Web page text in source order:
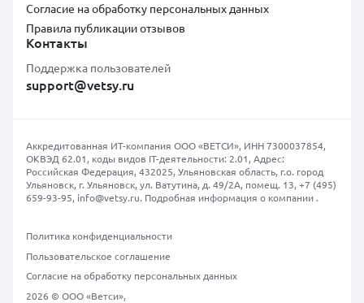
Согласие на обработку персональных данных
Правила публикации отзывов
Контакты
Поддержка пользователей
support@vetsy.ru
Аккредитованная ИТ-компания ООО «ВЕТСИ», ИНН 7300037854,
ОКВЭД 62.01, коды видов IT-деятельности: 2.01, Адрес:
Российская Федерация, 432025, Ульяновская область, г.о. город
Ульяновск, г. Ульяновск, ул. Ватутина, д. 49/2А, помещ. 13, +7 (495)
659-93-95, info@vetsy.ru. Подробная информация о компании.
Политика конфиденциальности
Пользовательское соглашение
Согласие на обработку персональных данных
2026 © ООО «Ветси»,